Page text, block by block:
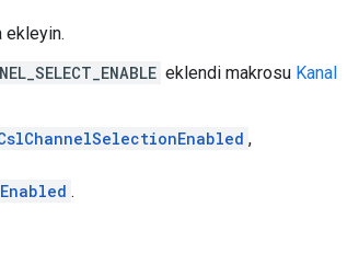
ekleyin.
eklendi makrosu Kanal
,
.